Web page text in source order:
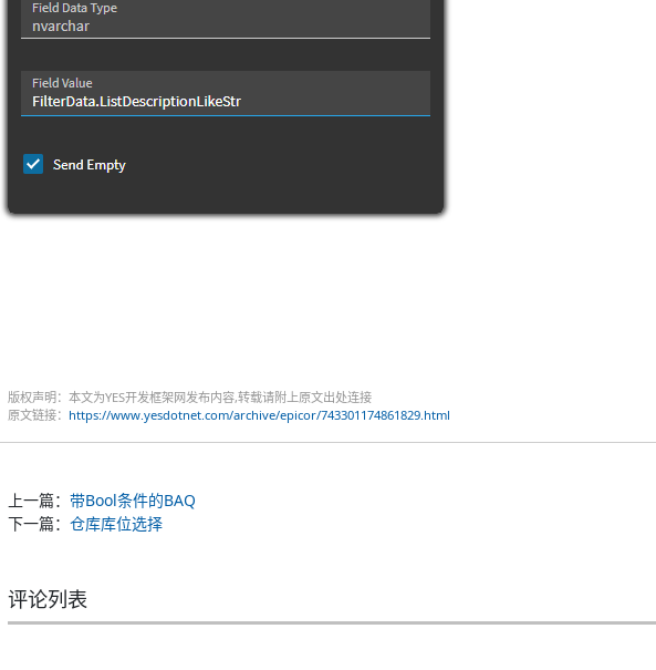
版权声明：本文为YES开发框架网发布内容,转载请附上原文出处连接
原文链接： https://www.yesdotnet.com/archive/epicor/743301174861829.html
上一篇： 带Bool条件的BAQ
下一篇： 仓库库位选择
评论列表